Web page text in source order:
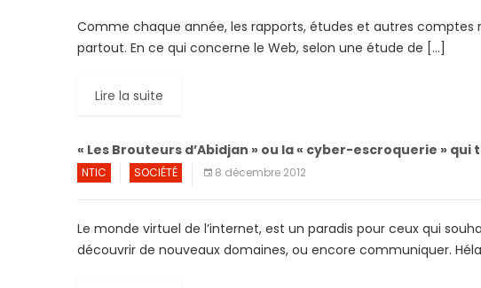
Comme chaque année, les rapports, études et autres comptes
partout. En ce qui concerne le Web, selon une étude de […]
Lire la suite
« Les Brouteurs d’Abidjan » ou la « cyber-escroquerie » qui
NTIC SOCIÉTÉ 8 décembre 2012
Le monde virtuel de l’internet, est un paradis pour ceux qui
découvrir de nouveaux domaines, ou encore communiquer.